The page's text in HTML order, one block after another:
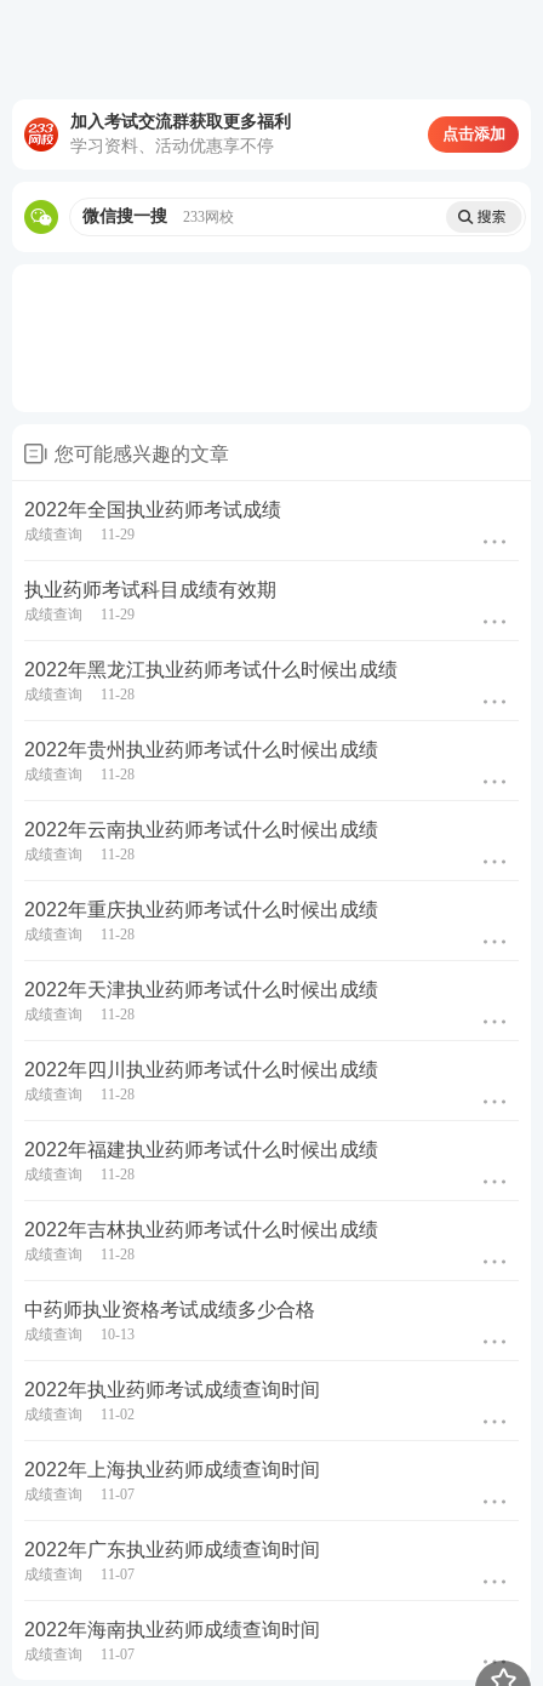
参与执业药师答题闯关，赢取备考好礼>>
60s速记必背考点，稳拿重难点关键分>>
加入考试交流群获取更多福利
学习资料、活动优惠享不停
点击添加
微信搜一搜 233网校
您可能感兴趣的文章
2022年全国执业药师考试成绩
成绩查询 11-29
执业药师考试科目成绩有效期
成绩查询 11-29
2022年黑龙江执业药师考试什么时候出成绩
成绩查询 11-28
2022年贵州执业药师考试什么时候出成绩
成绩查询 11-28
2022年云南执业药师考试什么时候出成绩
成绩查询 11-28
2022年重庆执业药师考试什么时候出成绩
成绩查询 11-28
2022年天津执业药师考试什么时候出成绩
成绩查询 11-28
2022年四川执业药师考试什么时候出成绩
成绩查询 11-28
2022年福建执业药师考试什么时候出成绩
成绩查询 11-28
2022年吉林执业药师考试什么时候出成绩
成绩查询 11-28
中药师执业资格考试成绩多少合格
成绩查询 10-13
2022年执业药师考试成绩查询时间
成绩查询 11-02
2022年上海执业药师成绩查询时间
成绩查询 11-07
2022年广东执业药师成绩查询时间
成绩查询 11-07
2022年海南执业药师成绩查询时间
成绩查询 11-07